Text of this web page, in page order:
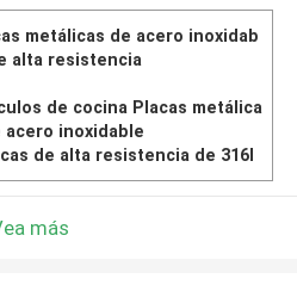
metálicas de acero inoxidab
alta resistencia
de cocina Placas metálica
acero inoxidable
de alta resistencia de 316l
más